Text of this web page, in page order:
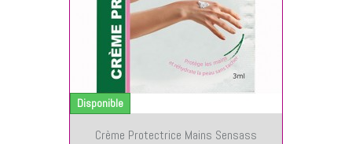
Crème Protectrice Mains Sensass
Disponible